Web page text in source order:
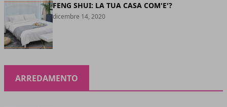
FENG SHUI: LA TUA CASA COM'E'?
dicembre 14, 2020
ARREDAMENTO